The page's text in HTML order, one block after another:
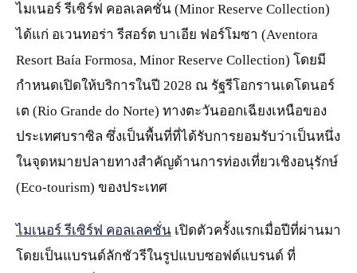
ไมเนอร์ รีเซิร์ฟ คอลเลคชั่น (Minor Reserve Collection)
ได้แก่ อเวนทอร่า รีสอร์ต บาเอีย ฟอร์โมซา (Aventora
Resort Baía Formosa, Minor Reserve Collection) โดยมี
กำหนดเปิดให้บริการในปี 2028 ณ รัฐรีโอกรานเดโดนอร์
เต (Rio Grande do Norte) ทางตะวันออกเฉียงเหนือของ
ประเทศบราซิล ซึ่งเป็นพื้นที่ที่ได้รับการยอมรับว่าเป็นหนึ่ง
ในจุดหมายปลายทางสำคัญด้านการท่องเที่ยวเชิงอนุรักษ์
(Eco-tourism) ของประเทศ
ไมเนอร์ รีเซิร์ฟ คอลเลคชั่น เปิดตัวครั้งแรกเมื่อปีที่ผ่านมา
โดยเป็นแบรนด์ลักชัวรีในรูปแบบซอฟต์แบรนด์ ที่